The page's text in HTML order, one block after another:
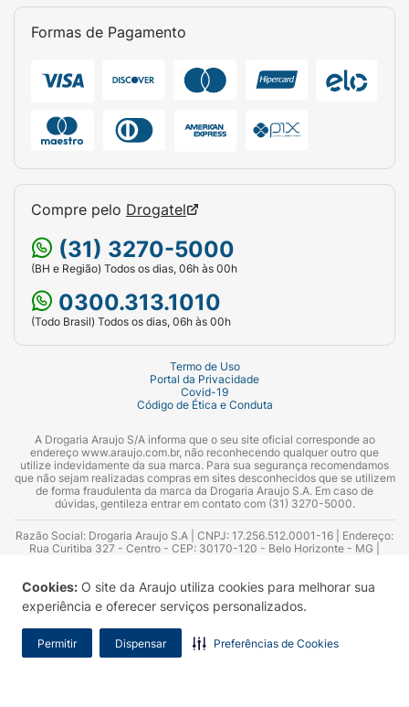
Cookies: O site da Araujo utiliza cookies para melhorar sua
experiência e oferecer serviços personalizados.
Permitir Dispensar Preferências de Cookies
Formas de Pagamento
Compre pelo Drogatel
(31) 3270-5000
(BH e Região) Todos os dias, 06h às 00h
0300.313.1010
(Todo Brasil) Todos os dias, 06h às 00h
Termo de Uso
Portal da Privacidade
Covid-19
Código de Ética e Conduta
A Drogaria Araujo S/A informa que o seu site oficial corresponde ao
endereço www.araujo.com.br, não reconhecendo qualquer outro que
utilize indevidamente da sua marca. Para sua segurança recomendamos
que não sejam realizadas compras em sites desconhecidos que se utilizem
de forma fraudulenta da marca da Drogaria Araujo S.A. Em caso de
dúvidas, gentileza entrar em contato com (31) 3270-5000.
Razão Social: Drogaria Araujo S.A | CNPJ: 17.256.512.0001-16 | Endereço:
Rua Curitiba 327 - Centro - CEP: 30170-120 - Belo Horizonte - MG |
Azevedo Guimarães – CRF 10.965 | Yasmin Silva Alvarenga – CRF 52.584 -
Consultor substituto: Thiago Aguiar Pinheiro - CRF Nº 13.748. Alvará
Sanitário: 2025020713 | Autorização de Funcionamento da Empresa (AFE):